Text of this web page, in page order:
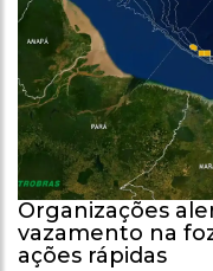
Organizações
vazamento na
ações rápidas